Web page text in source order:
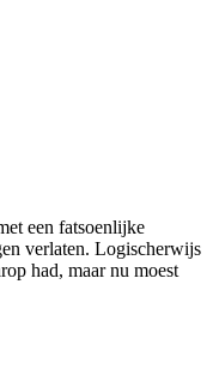
een fatsoenlijke
verlaten. Logischerwijs
had, maar nu moest